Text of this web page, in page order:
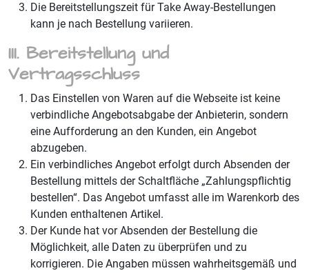
Die Bereitstellungszeit für Take Away-Bestellungen
kann je nach Bestellung variieren.
III. Bereitstellung und
Vertragsschluss
Das Einstellen von Waren auf die Webseite ist keine
verbindliche Angebotsabgabe der Anbieterin, sondern
eine Aufforderung an den Kunden, ein Angebot
abzugeben.
Ein verbindliches Angebot erfolgt durch Absenden der
Bestellung mittels der Schaltfläche „Zahlungspflichtig
bestellen“. Das Angebot umfasst alle im Warenkorb des
Kunden enthaltenen Artikel.
Der Kunde hat vor Absenden der Bestellung die
Möglichkeit, alle Daten zu überprüfen und zu
korrigieren. Die Angaben müssen wahrheitsgemäß und